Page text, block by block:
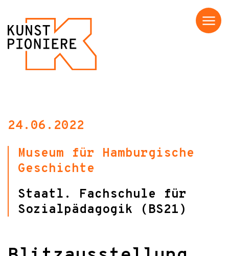
Menü
24.06.2022
Museum für Hamburgische
Geschichte
Staatl. Fachschule für
Sozialpädagogik (BS21)